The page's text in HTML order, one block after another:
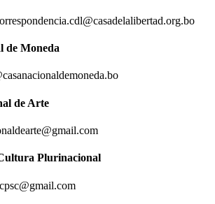
de Moneda
de Arte
Plurinacional